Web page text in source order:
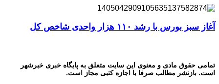
آغاز سبز بورس با رشد ۱۱۰ هزار واحدی شاخص کل
تمامی حقوق مادی و معنوی این سایت متعلق به پایگاه خبری خبرشهر
است. بازنشر مطالب صرفا با اجازه کتبی مجاز است.